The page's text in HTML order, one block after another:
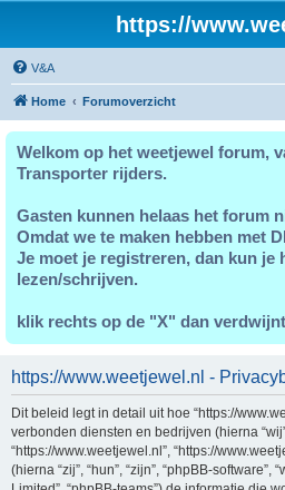
https://
V&A
Home Forumoverzicht
Welkom op het weetjewel forum,
Transporter rijders.
Gasten kunnen helaas het forum
Omdat we te maken hebben met
Je moet je registreren, dan kun je
lezen/schrijven.
klik rechts op de "X" dan
https://www.weetjewel.nl -
Dit beleid legt in detail uit hoe “https://
verbonden diensten en bedrijven (hierna
“https://www.weetjewel.nl”, “https://
(hierna “zij”, “hun”, “zijn”, “phpBB-software”,